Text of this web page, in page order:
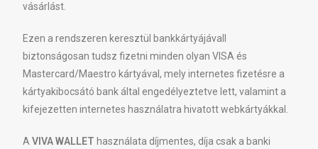
vásárlást.
Ezen a rendszeren keresztül bankkártyájávall
biztonságosan tudsz fizetni minden olyan VISA és
Mastercard/Maestro kártyával, mely internetes fizetésre a
kártyakibocsátó bank által engedélyeztetve lett, valamint a
kifejezetten internetes használatra hivatott webkártyákkal.
AVIVA WALLET használata díjmentes, díja csak a banki